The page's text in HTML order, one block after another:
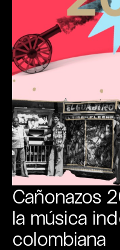
Cañonazos
la música
colombiana